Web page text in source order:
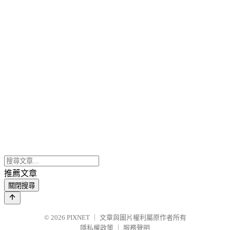
推薦文章
關閉搜尋
© 2026 PIXNET
文章與圖片權利屬原作者所有
隱私權政策
服務聲明